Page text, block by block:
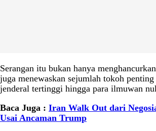
Serangan itu bukan hanya
juga menewaskan sejumlah tokoh
jenderal tertinggi hingga para ilmuwan
Baca Juga : Iran Walk Out dari
Usai Ancaman Trump